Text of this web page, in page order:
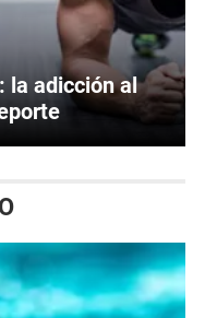
la adicción al